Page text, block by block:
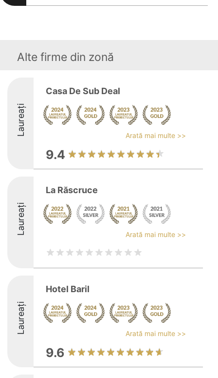
Alte firme din zonă
Laureați
Casa De Sub Deal
Arată mai multe >>
9.4
Laureați
La Răscruce
Arată mai multe >>
Laureați
Hotel Baril
Arată mai multe >>
9.6